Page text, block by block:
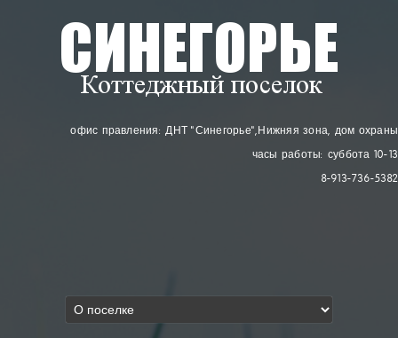
офис правления: ДНТ "Синегорье", Нижняя зона, дом охраны
часы работы: суббота 10-13
8-913-736-5382